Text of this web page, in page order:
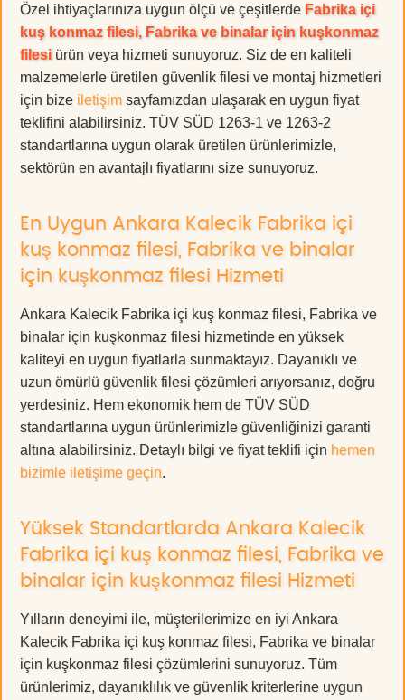
Özel ihtiyaçlarınıza uygun ölçü ve çeşitlerde Fabrika içi
kuş konmaz filesi, Fabrika ve binalar için kuşkonmaz
filesi ürün veya hizmeti sunuyoruz. Siz de en kaliteli
malzemelerle üretilen güvenlik filesi ve montaj hizmetleri
için bize iletişim sayfamızdan ulaşarak en uygun fiyat
teklifini alabilirsiniz. TÜV SÜD 1263-1 ve 1263-2
standartlarına uygun olarak üretilen ürünlerimizle,
sektörün en avantajlı fiyatlarını size sunuyoruz.
En Uygun Ankara Kalecik Fabrika içi
kuş konmaz filesi, Fabrika ve binalar
için kuşkonmaz filesi Hizmeti
Ankara Kalecik Fabrika içi kuş konmaz filesi, Fabrika ve
binalar için kuşkonmaz filesi hizmetinde en yüksek
kaliteyi en uygun fiyatlarla sunmaktayız. Dayanıklı ve
uzun ömürlü güvenlik filesi çözümleri arıyorsanız, doğru
yerdesiniz. Hem ekonomik hem de TÜV SÜD
standartlarına uygun ürünlerimizle güvenliğinizi garanti
altına alabilirsiniz. Detaylı bilgi ve fiyat teklifi için hemen
bizimle iletişime geçin.
Yüksek Standartlarda Ankara Kalecik
Fabrika içi kuş konmaz filesi, Fabrika ve
binalar için kuşkonmaz filesi Hizmeti
Yılların deneyimi ile, müşterilerimize en iyi Ankara
Kalecik Fabrika içi kuş konmaz filesi, Fabrika ve binalar
için kuşkonmaz filesi çözümlerini sunuyoruz. Tüm
ürünlerimiz, dayanıklılık ve güvenlik kriterlerine uygun